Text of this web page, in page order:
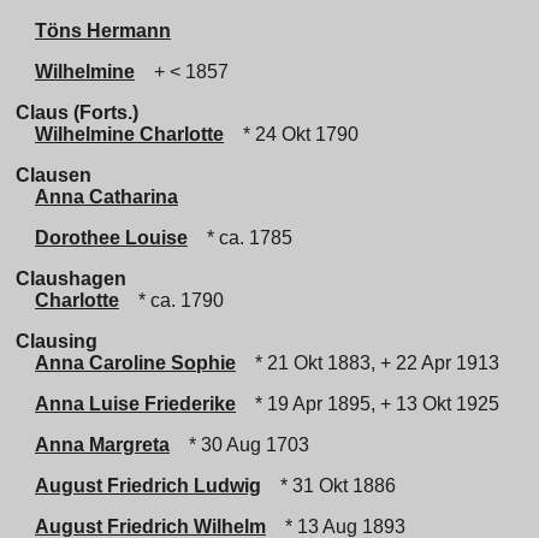
Töns Hermann
Wilhelmine
+ < 1857
Claus (Forts.)
Wilhelmine Charlotte
* 24 Okt 1790
Clausen
Anna Catharina
Dorothee Louise
* ca. 1785
Claushagen
Charlotte
* ca. 1790
Clausing
Anna Caroline Sophie
* 21 Okt 1883, + 22 Apr 1913
Anna Luise Friederike
* 19 Apr 1895, + 13 Okt 1925
Anna Margreta
* 30 Aug 1703
August Friedrich Ludwig
* 31 Okt 1886
August Friedrich Wilhelm
* 13 Aug 1893